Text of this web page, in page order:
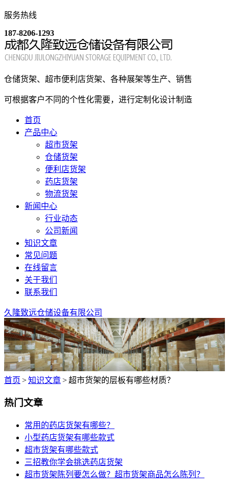
服务热线
187-8206-1293
仓储货架、超市便利店货架、各种展架等生产、销售
可根据客户不同的个性化需要，进行定制化设计制造
首页
产品中心
超市货架
仓储货架
便利店货架
药店货架
物流货架
新闻中心
行业动态
公司新闻
知识文章
常见问题
在线留言
关于我们
联系我们
久隆致远仓储设备有限公司
首页 >知识文章>超市货架的层板有哪些材质？
热门文章
常用的药店货架有哪些？
小型药店货架有哪些款式
超市货架有哪些款式
三招教你学会挑选药店货架
超市货架陈列要怎么做？超市货架商品怎么陈列？